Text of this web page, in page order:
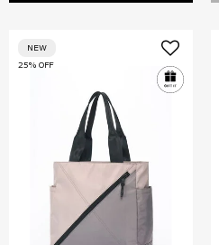
25% OFF
NEW